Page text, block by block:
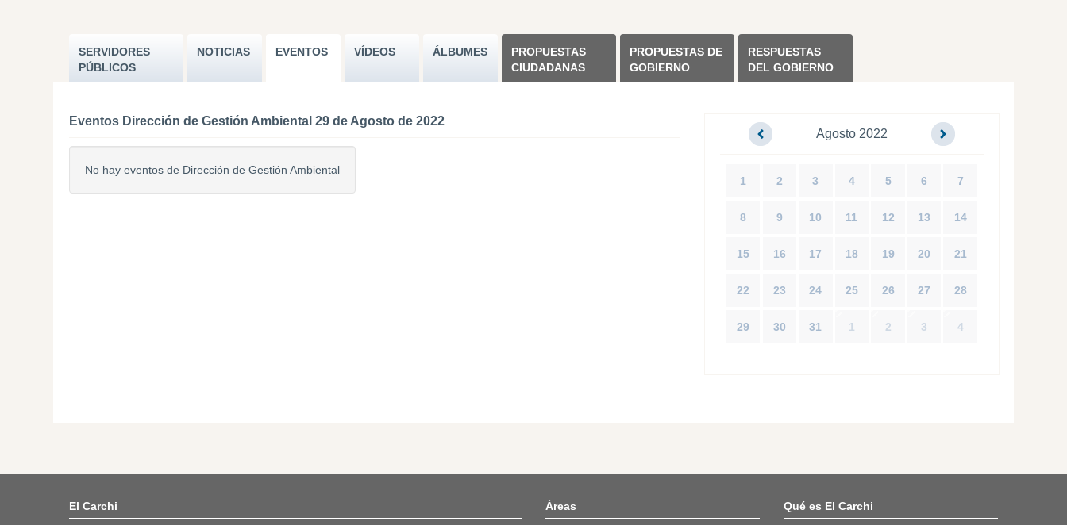
SERVIDORES
PÚBLICOS
NOTICIAS EVENTOS VÍDEOS ÁLBUMES
PROPUESTAS
CIUDADANAS
PROPUESTAS DE
GOBIERNO
RESPUESTAS
DEL GOBIERNO
Eventos Dirección de Gestión Ambiental 29 de Agosto de 2022
No hay eventos de Dirección de Gestión Ambiental
Agosto 2022
1 2 3 4 5 6 7
8 9 10 11 12 13 14
15 16 17 18 19 20 21
22 23 24 25 26 27 28
29 30 31 1 2 3 4
El Carchi Áreas Qué es El Carchi